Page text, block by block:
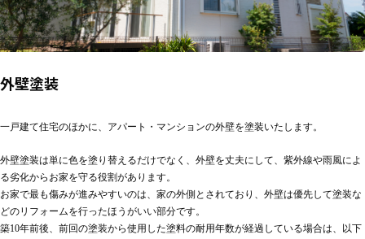
外壁塗装
一戸建て住宅のほかに、アパート・マンションの外壁を塗装いたします。
外壁塗装は単に色を塗り替えるだけでなく、外壁を丈夫にして、紫外線や雨風によ
る劣化からお家を守る役割があります。
お家で最も傷みが進みやすいのは、家の外側とされており、外壁は優先して塗装な
どのリフォームを行ったほうがいい部分です。
築10年前後、前回の塗装から使用した塗料の耐用年数が経過している場合は、以下